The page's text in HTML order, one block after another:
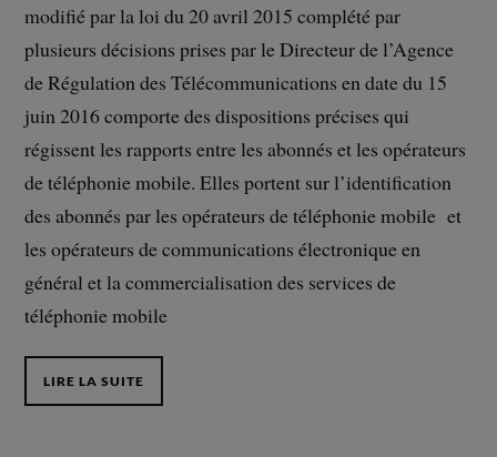
modifié par la loi du 20 avril 2015 complété par
plusieurs décisions prises par le Directeur de l’Agence
de Régulation des Télécommunications en date du 15
juin 2016 comporte des dispositions précises qui
régissent les rapports entre les abonnés et les opérateurs
de téléphonie mobile. Elles portent sur l’identification
des abonnés par les opérateurs de téléphonie mobile et
les opérateurs de communications électronique en
général et la commercialisation des services de
téléphonie mobile
LIRE LA SUITE